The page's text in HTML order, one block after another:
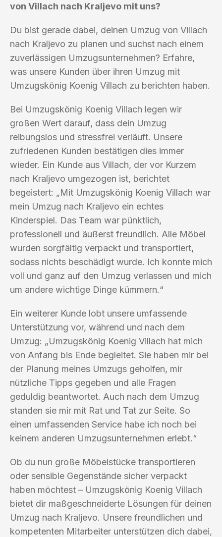
von Villach nach Kraljevo mit uns?
Du bist gerade dabei, deinen Umzug von Villach
nach Kraljevo zu planen und suchst nach einem
zuverlässigen Umzugsunternehmen? Erfahre,
was unsere Kunden über ihren Umzug mit
Umzugskönig Koenig Villach zu berichten haben.
Bei Umzugskönig Koenig Villach legen wir
großen Wert darauf, dass dein Umzug
reibungslos und stressfrei verläuft. Unsere
zufriedenen Kunden bestätigen dies immer
wieder. Ein Kunde aus Villach, der vor Kurzem
nach Kraljevo umgezogen ist, berichtet
begeistert: „Mit Umzugskönig Koenig Villach war
mein Umzug nach Kraljevo ein echtes
Kinderspiel. Das Team war pünktlich,
professionell und äußerst freundlich. Alle Möbel
wurden sorgfältig verpackt und transportiert,
sodass nichts beschädigt wurde. Ich konnte mich
voll und ganz auf den Umzug verlassen und mich
um andere wichtige Dinge kümmern.“
Ein weiterer Kunde lobt unsere umfassende
Unterstützung vor, während und nach dem
Umzug: „Umzugskönig Koenig Villach hat mich
von Anfang bis Ende begleitet. Sie haben mir bei
der Planung meines Umzugs geholfen, mir
nützliche Tipps gegeben und alle Fragen
geduldig beantwortet. Auch nach dem Umzug
standen sie mir mit Rat und Tat zur Seite. So
einen umfassenden Service habe ich noch bei
keinem anderen Umzugsunternehmen erlebt.“
Ob du nun große Möbelstücke transportieren
oder sensible Gegenstände sicher verpackt
haben möchtest – Umzugskönig Koenig Villach
bietet dir maßgeschneiderte Lösungen für deinen
Umzug nach Kraljevo. Unsere freundlichen und
kompetenten Mitarbeiter unterstützen dich dabei,